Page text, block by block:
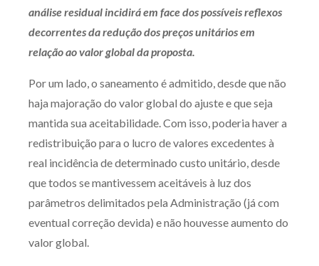
análise residual incidirá em face dos possíveis reflexos
decorrentes da redução dos preços unitários em
relação ao valor global da proposta.
Por um lado, o saneamento é admitido, desde que não
haja majoração do valor global do ajuste e que seja
mantida sua aceitabilidade. Com isso, poderia haver a
redistribuição para o lucro de valores excedentes à
real incidência de determinado custo unitário, desde
que todos se mantivessem aceitáveis à luz dos
parâmetros delimitados pela Administração (já com
eventual correção devida) e não houvesse aumento do
valor global.